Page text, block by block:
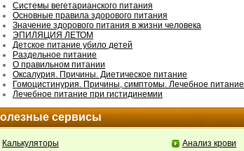
Системы вегетарианского питания
Основные правила здорового питания
Значение здорового питания в жизни человека
ЭПИЛЯЦИЯ ЛЕТОМ
Детское питание убило детей
Раздельное питание
О правильном питании
Оксалурия. Причины. Диетическое питание
Гомоцистинурия. Причины, симптомы. Лечебное питание
Лечебное питание при гистидинемии
сервисы
Калькуляторы
Анализ крови